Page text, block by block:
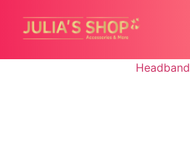
Headband